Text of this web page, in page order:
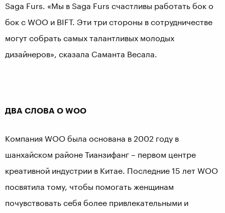
Saga Furs. «Мы в Saga Furs счастливы работать бок о
бок с WOO и BIFT. Эти три стороны в сотрудничестве
могут собрать самых талантливых молодых
дизайнеров», сказала Саманта Весала.
ДВА СЛОВА О WOO
Компания WOO была основана в 2002 году в
шанхайском районе Тианзифанг – первом центре
креативной индустрии в Китае. Последние 15 лет WOO
посвятила тому, чтобы помогать женщинам
почувствовать себя более привлекательными и